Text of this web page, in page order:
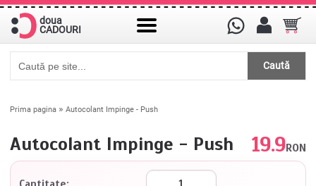
doua
CADOURI
Caută
Prima pagina » Autocolant Impinge - Push
Autocolant Impinge - Push 19.9RON